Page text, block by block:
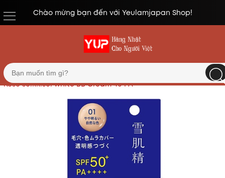
Chào mừng bạn đến với Yeulamjapan Shop!
Trang chủ Mỹ phẩm, làm đẹp
Kem nền trang điểm
Kose seikkisei white BB Cream 40 PA+++